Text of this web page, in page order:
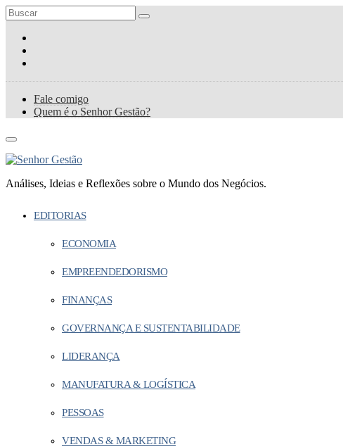
Fale comigo
Quem é o Senhor Gestão?
Análises, Ideias e Reflexões sobre o Mundo dos Negócios.
EDITORIAS
ECONOMIA
EMPREENDEDORISMO
FINANÇAS
GOVERNANÇA E SUSTENTABILIDADE
LIDERANÇA
MANUFATURA & LOGÍSTICA
PESSOAS
VENDAS & MARKETING